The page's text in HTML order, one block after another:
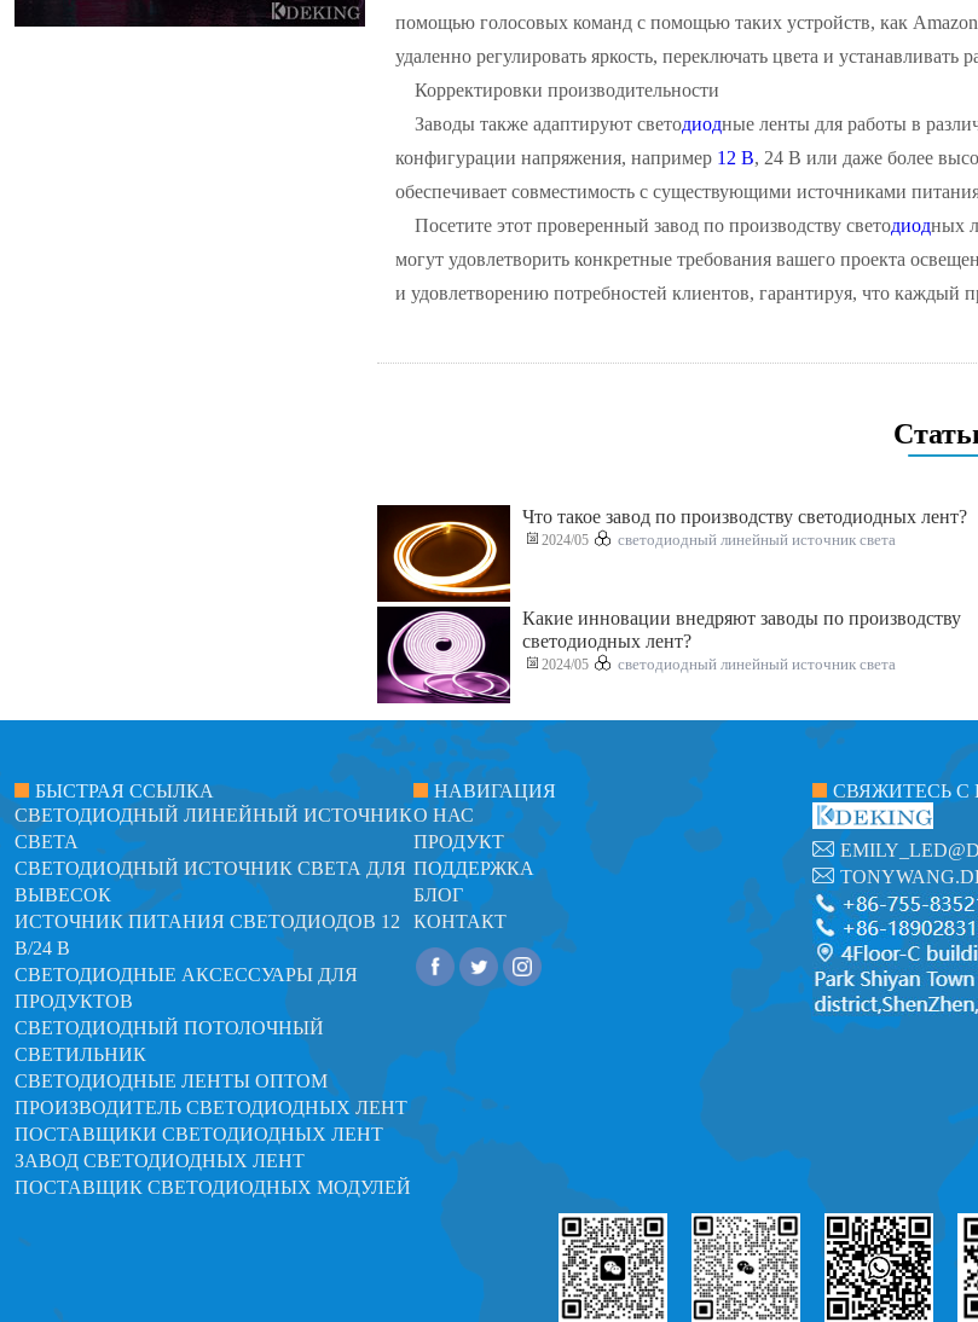
помощью голосовых команд с помощью таких устройств, как
удаленно регулировать яркость, переключать цвета и
Корректировки производительности
Заводы также адаптируют светодиодные ленты для работы в
конфигурации напряжения, например 12 В, 24 В или даже более
обеспечивает совместимость с существующими источниками
Посетите этот проверенный завод по производству светодиодных
могут удовлетворить конкретные требования вашего проекта
и удовлетворению потребностей клиентов, гарантируя, что каждый
Что такое завод по производству светодиодных лент?
2024/05 светодиодный линейный источник света
Какие инновации внедряют заводы по производству
светодиодных лент?
2024/05 светодиодный линейный источник света
БЫСТРАЯ ССЫЛКА
СВЕТОДИОДНЫЙ ЛИНЕЙНЫЙ ИСТОЧНИК
СВЕТА
СВЕТОДИОДНЫЙ ИСТОЧНИК СВЕТА ДЛЯ
ВЫВЕСОК
ИСТОЧНИК ПИТАНИЯ СВЕТОДИОДОВ 12
В/24 В
СВЕТОДИОДНЫЕ АКСЕССУАРЫ ДЛЯ
ПРОДУКТОВ
СВЕТОДИОДНЫЙ ПОТОЛОЧНЫЙ
СВЕТИЛЬНИК
СВЕТОДИОДНЫЕ ЛЕНТЫ ОПТОМ
ПРОИЗВОДИТЕЛЬ СВЕТОДИОДНЫХ ЛЕНТ
ПОСТАВЩИКИ СВЕТОДИОДНЫХ ЛЕНТ
ЗАВОД СВЕТОДИОДНЫХ ЛЕНТ
ПОСТАВЩИК СВЕТОДИОДНЫХ МОДУЛЕЙ
НАВИГАЦИЯ
О НАС
ПРОДУКТ
ПОДДЕРЖКА
БЛОГ
КОНТАКТ
СВЯЖИТЕСЬ С